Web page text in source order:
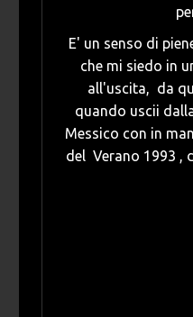
E' un senso di
che mi siedo in
all'uscita, da
quando uscii
Messico con in
del Verano 1993 ,